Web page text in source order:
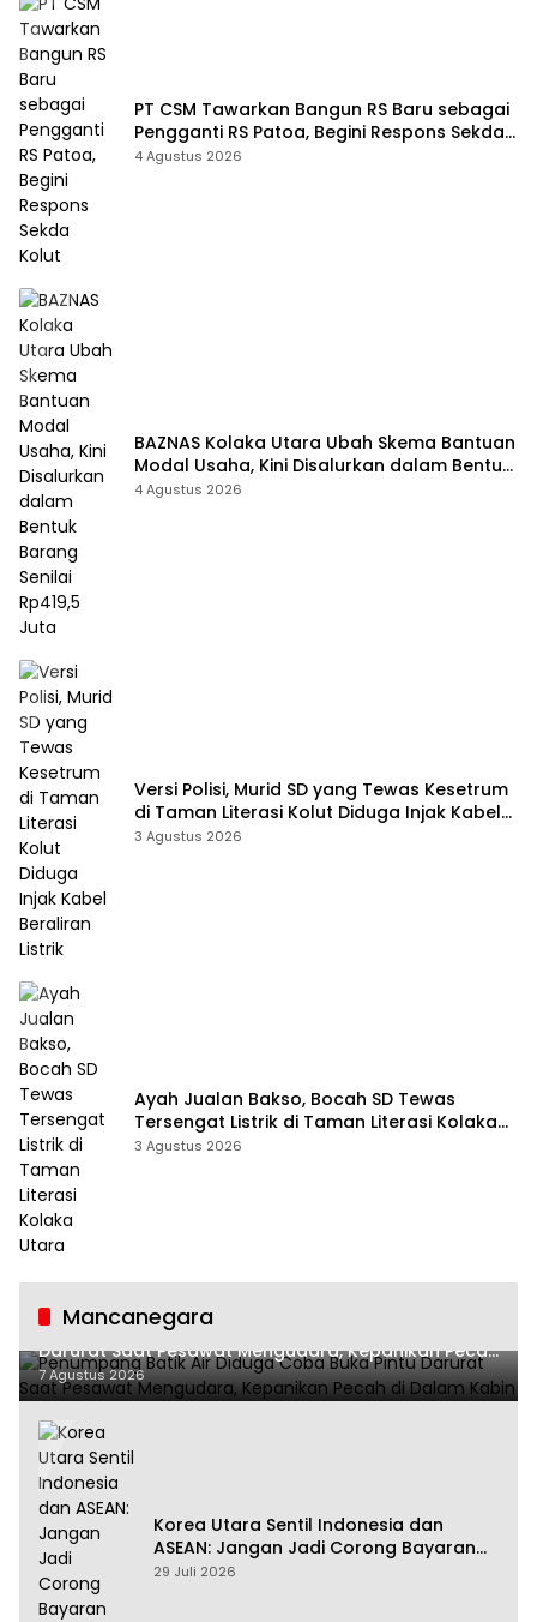
PT CSM Tawarkan Bangun RS Baru sebagai
Pengganti RS Patoa, Begini Respons Sekda
Kolut
4 Agustus 2026
BAZNAS Kolaka Utara Ubah Skema Bantuan
Modal Usaha, Kini Disalurkan dalam Bentuk
Barang Senilai Rp419,5 Juta
4 Agustus 2026
Versi Polisi, Murid SD yang Tewas Kesetrum
di Taman Literasi Kolut Diduga Injak Kabel
Beraliran Listrik
3 Agustus 2026
Ayah Jualan Bakso, Bocah SD Tewas
Tersengat Listrik di Taman Literasi Kolaka
Utara
3 Agustus 2026
Mancanegara
Penumpang Batik Air Diduga Coba Buka Pintu
Darurat Saat Pesawat Mengudara, Kepanikan Pecah
di Dalam Kabin
7 Agustus 2026
Korea Utara Sentil Indonesia dan
ASEAN: Jangan Jadi Corong Bayaran
Amerika Serikat
29 Juli 2026